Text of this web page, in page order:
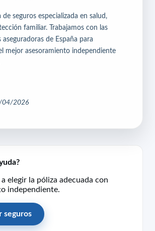
de seguros especializada en salud,
familiar. Trabajamos con las
aseguradoras de España para
mejor asesoramiento independiente
04/2026
a elegir la póliza adecuada con
independiente.
seguros